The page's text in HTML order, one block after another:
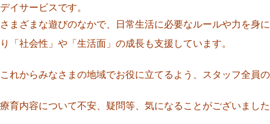
デイサービスです。
さまざまな遊びのなかで、日常生活に必要なルールや力を身
り「社会性」や「生活面」の成長も支援しています。
これからみなさまの地域でお役に立てるよう、スタッフ全員
療育内容について不安、疑問等、気になることがございまし